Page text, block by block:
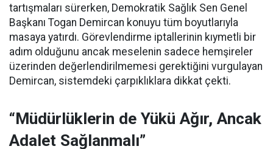
tartışmaları sürerken, Demokratik Sağlık Sen Genel
Başkanı Togan Demircan konuyu tüm boyutlarıyla
masaya yatırdı. Görevlendirme iptallerinin kıymetli bir
adım olduğunu ancak meselenin sadece hemşireler
üzerinden değerlendirilmemesi gerektiğini vurgulayan
Demircan, sistemdeki çarpıklıklara dikkat çekti.
“Müdürlüklerin de Yükü Ağır, Ancak
Adalet Sağlanmalı”